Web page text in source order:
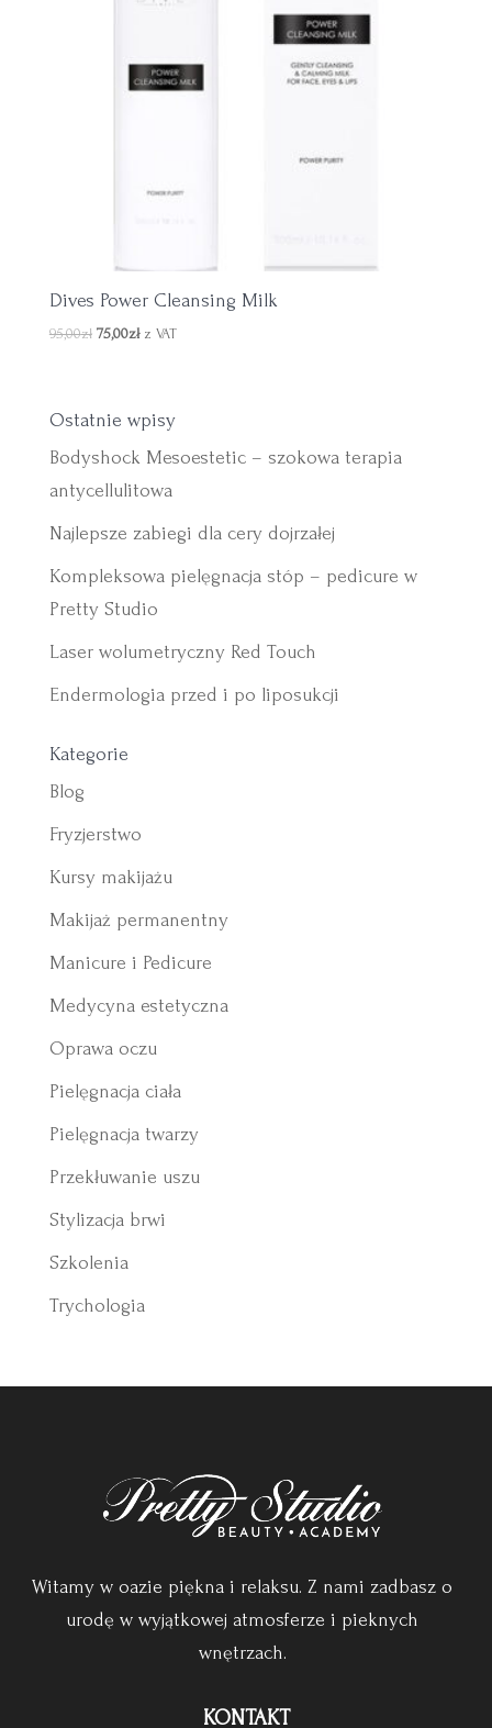
Dives Power Cleansing Milk
95,00zł 75,00zł z VAT
Ostatnie wpisy
Bodyshock Mesoestetic – szokowa terapia
antycellulitowa
Najlepsze zabiegi dla cery dojrzałej
Kompleksowa pielęgnacja stóp – pedicure w
Pretty Studio
Laser wolumetryczny Red Touch
Endermologia przed i po liposukcji
Kategorie
Blog
Fryzjerstwo
Kursy makijażu
Makijaż permanentny
Manicure i Pedicure
Medycyna estetyczna
Oprawa oczu
Pielęgnacja ciała
Pielęgnacja twarzy
Przekłuwanie uszu
Stylizacja brwi
Szkolenia
Trychologia
Witamy w oazie piękna i relaksu. Z nami zadbasz o
urodę w wyjątkowej atmosferze i pieknych
wnętrzach.
KONTAKT